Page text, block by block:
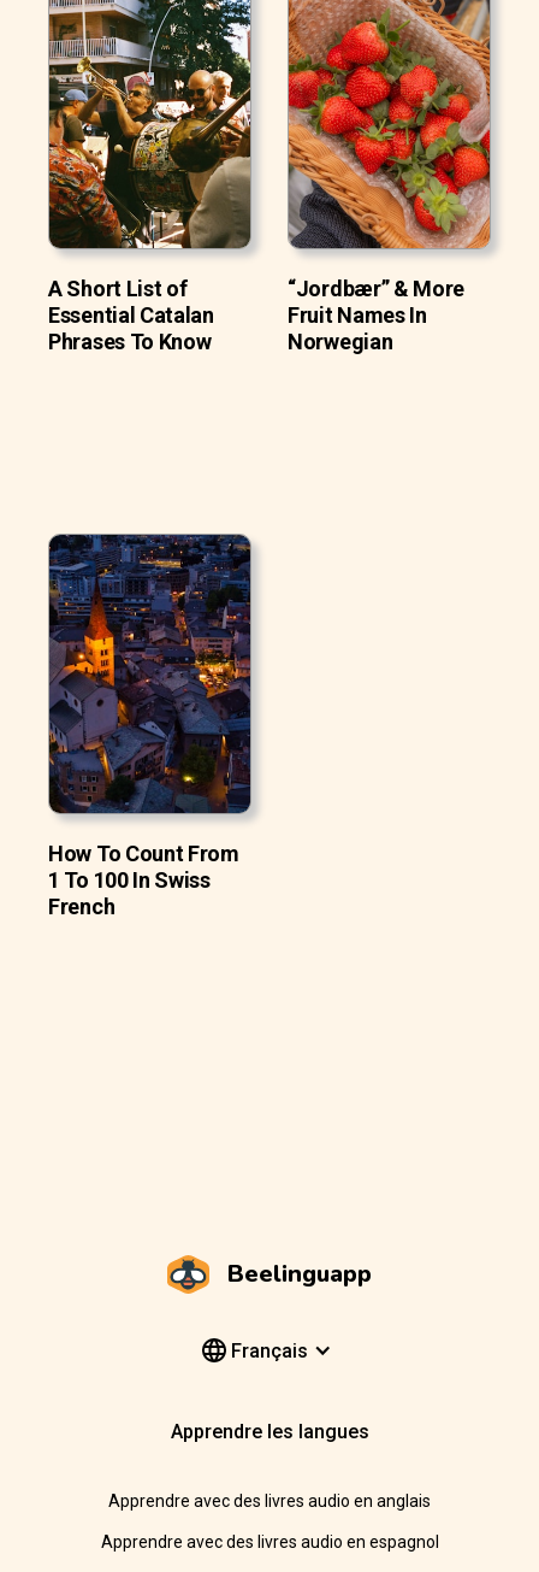
A Short List of
Essential Catalan
Phrases To Know
“Jordbær” & More
Fruit Names In
Norwegian
How To Count From
1 To 100 In Swiss
French
Beelinguapp
Français
Apprendre les langues
Apprendre avec des livres audio en anglais
Apprendre avec des livres audio en espagnol